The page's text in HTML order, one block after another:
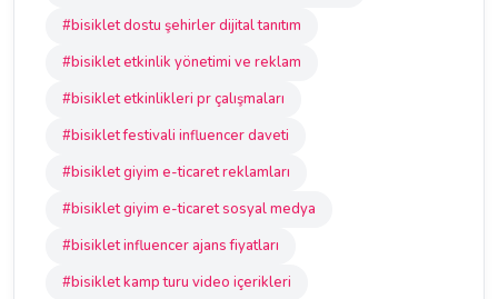
#bisiklet dostu şehirler dijital tanıtım
#bisiklet etkinlik yönetimi ve reklam
#bisiklet etkinlikleri pr çalışmaları
#bisiklet festivali influencer daveti
#bisiklet giyim e-ticaret reklamları
#bisiklet giyim e-ticaret sosyal medya
#bisiklet influencer ajans fiyatları
#bisiklet kamp turu video içerikleri